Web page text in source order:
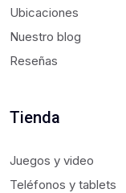
Ubicaciones
Nuestro blog
Reseñas
Tienda
Juegos y video
Teléfonos y tablets